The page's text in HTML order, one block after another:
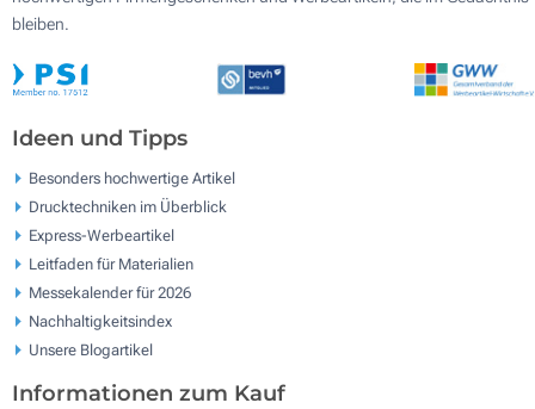
bleiben.
Ideen und Tipps
Besonders hochwertige Artikel
Drucktechniken im Überblick
Express-Werbeartikel
Leitfaden für Materialien
Messekalender für 2026
Nachhaltigkeitsindex
Unsere Blogartikel
Informationen zum Kauf